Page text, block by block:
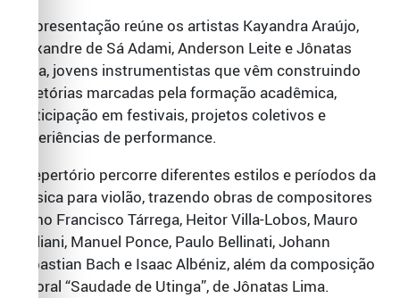
A apresentação reúne os artistas Kayandra Araújo,
Alexandre de Sá Adami, Anderson Leite e Jônatas
Lima, jovens instrumentistas que vêm construindo
trajetórias marcadas pela formação acadêmica,
participação em festivais, projetos coletivos e
experiências de performance.
O repertório percorre diferentes estilos e períodos da
música para violão, trazendo obras de compositores
como Francisco Tárrega, Heitor Villa-Lobos, Mauro
Giuliani, Manuel Ponce, Paulo Bellinati, Johann
Sebastian Bach e Isaac Albéniz, além da composição
autoral “Saudade de Utinga”, de Jônatas Lima.